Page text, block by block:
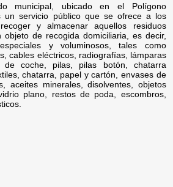
municipal, ubicado en el Polígono
un servicio público que se ofrece a los
y almacenar aquellos residuos
de recogida domiciliaria, es decir,
y voluminosos, tales como
cables eléctricos, radiografías, lámparas
de coche, pilas, pilas botón, chatarra
chatarra, papel y cartón, envases de
aceites minerales, disolventes, objetos
plano, restos de poda, escombros,